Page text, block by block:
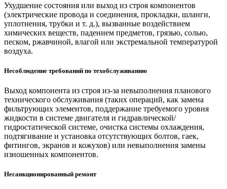
Ухудшение состояния или выход из строя компонентов
(электрические провода и соединения, прокладки, шланги,
уплотнения, трубки и т. д.), вызванные воздействием
химических веществ, падением предметов, грязью, солью,
песком, ржавчиной, влагой или экстремальной температурой
воздуха.
Несоблюдение требований по техобслуживанию
Выход компонента из строя из-за невыполнения планового
технического обслуживания (таких операций, как замена
фильтрующих элементов, поддержание требуемого уровня
жидкости в системе двигателя и гидравлической/
гидростатической системе, очистка системы охлаждения,
подтягивание и установка отсутствующих болтов, гаек,
фитингов, экранов и кожухов) или невыполнения замены
изношенных компонентов.
Несанкционированный ремонт